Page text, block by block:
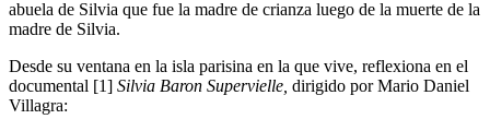
abuela de Silvia que fue la madre de crianza luego de la muerte de la
madre de Silvia.
Desde su ventana en la isla parisina en la que vive, reflexiona en el
documental [1] Silvia Baron Supervielle, dirigido por Mario Daniel
Villagra: